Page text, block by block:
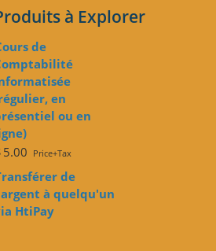
à Explorer
de
en
ou en
5.00 Price+Tax
de
à quelqu'un
HtiPay